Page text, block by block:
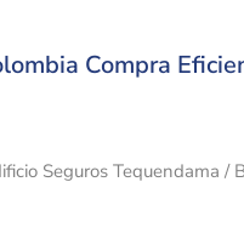
Compra
Seguros Tequendama /